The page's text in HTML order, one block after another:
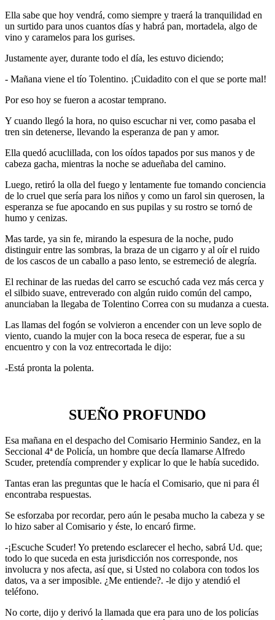
Ella sabe que hoy vendrá, como siempre y traerá la tranquilidad en
un surtido para unos cuantos días y habrá pan, mortadela, algo de
vino y caramelos para los gurises.
Justamente ayer, durante todo el día, les estuvo diciendo;
- Mañana viene el tío Tolentino. ¡Cuidadito con el que se porte mal!
Por eso hoy se fueron a acostar temprano.
Y cuando llegó la hora, no quiso escuchar ni ver, como pasaba el
tren sin detenerse, llevando la esperanza de pan y amor.
Ella quedó acuclillada, con los oídos tapados por sus manos y de
cabeza gacha, mientras la noche se adueñaba del camino.
Luego, retiró la olla del fuego y lentamente fue tomando conciencia
de lo cruel que sería para los niños y como un farol sin querosen, la
esperanza se fue apocando en sus pupilas y su rostro se tornó de
humo y cenizas.
Mas tarde, ya sin fe, mirando la espesura de la noche, pudo
distinguir entre las sombras, la braza de un cigarro y al oír el ruido
de los cascos de un caballo a paso lento, se estremeció de alegría.
El rechinar de las ruedas del carro se escuchó cada vez más cerca y
el silbido suave, entreverado con algún ruido común del campo,
anunciaban la llegaba de Tolentino Correa con su mudanza a cuesta.
Las llamas del fogón se volvieron a encender con un leve soplo de
viento, cuando la mujer con la boca reseca de esperar, fue a su
encuentro y con la voz entrecortada le dijo:
-Está pronta la polenta.
SUEÑO PROFUNDO
Esa mañana en el despacho del Comisario Herminio Sandez, en la
Seccional 4ª de Policía, un hombre que decía llamarse Alfredo
Scuder, pretendía comprender y explicar lo que le había sucedido.
Tantas eran las preguntas que le hacía el Comisario, que ni para él
encontraba respuestas.
Se esforzaba por recordar, pero aún le pesaba mucho la cabeza y se
lo hizo saber al Comisario y éste, lo encaró firme.
-¡Escuche Scuder! Yo pretendo esclarecer el hecho, sabrá Ud. que;
todo lo que suceda en esta jurisdicción nos corresponde, nos
involucra y nos afecta, así que, si Usted no colabora con todos los
datos, va a ser imposible. ¿Me entiende?. -le dijo y atendió el
teléfono.
No corte, dijo y derivó la llamada que era para uno de los policías